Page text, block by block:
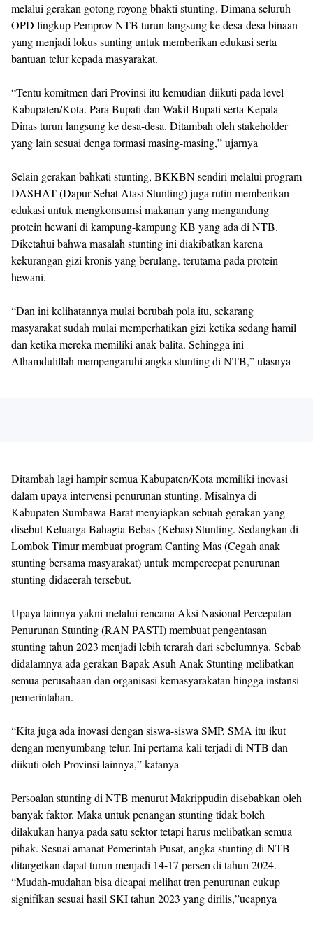
melalui gerakan gotong royong bhakti stunting. Dimana seluruh
OPD lingkup Pemprov NTB turun langsung ke desa-desa binaan
yang menjadi lokus sunting untuk memberikan edukasi serta
bantuan telur kepada masyarakat.
“Tentu komitmen dari Provinsi itu kemudian diikuti pada level
Kabupaten/Kota. Para Bupati dan Wakil Bupati serta Kepala
Dinas turun langsung ke desa-desa. Ditambah oleh stakeholder
yang lain sesuai denga formasi masing-masing,” ujarnya
Selain gerakan bahkati stunting, BKKBN sendiri melalui program
DASHAT (Dapur Sehat Atasi Stunting) juga rutin memberikan
edukasi untuk mengkonsumsi makanan yang mengandung
protein hewani di kampung-kampung KB yang ada di NTB.
Diketahui bahwa masalah stunting ini diakibatkan karena
kekurangan gizi kronis yang berulang. terutama pada protein
hewani.
“Dan ini kelihatannya mulai berubah pola itu, sekarang
masyarakat sudah mulai memperhatikan gizi ketika sedang hamil
dan ketika mereka memiliki anak balita. Sehingga ini
Alhamdulillah mempengaruhi angka stunting di NTB,” ulasnya
Ditambah lagi hampir semua Kabupaten/Kota memiliki inovasi
dalam upaya intervensi penurunan stunting. Misalnya di
Kabupaten Sumbawa Barat menyiapkan sebuah gerakan yang
disebut Keluarga Bahagia Bebas (Kebas) Stunting. Sedangkan di
Lombok Timur membuat program Canting Mas (Cegah anak
stunting bersama masyarakat) untuk mempercepat penurunan
stunting didaeerah tersebut.
Upaya lainnya yakni melalui rencana Aksi Nasional Percepatan
Penurunan Stunting (RAN PASTI) membuat pengentasan
stunting tahun 2023 menjadi lebih terarah dari sebelumnya. Sebab
didalamnya ada gerakan Bapak Asuh Anak Stunting melibatkan
semua perusahaan dan organisasi kemasyarakatan hingga instansi
pemerintahan.
“Kita juga ada inovasi dengan siswa-siswa SMP, SMA itu ikut
dengan menyumbang telur. Ini pertama kali terjadi di NTB dan
diikuti oleh Provinsi lainnya,” katanya
Persoalan stunting di NTB menurut Makrippudin disebabkan oleh
banyak faktor. Maka untuk penangan stunting tidak boleh
dilakukan hanya pada satu sektor tetapi harus melibatkan semua
pihak. Sesuai amanat Pemerintah Pusat, angka stunting di NTB
ditargetkan dapat turun menjadi 14-17 persen di tahun 2024.
“Mudah-mudahan bisa dicapai melihat tren penurunan cukup
signifikan sesuai hasil SKI tahun 2023 yang dirilis,”ucapnya